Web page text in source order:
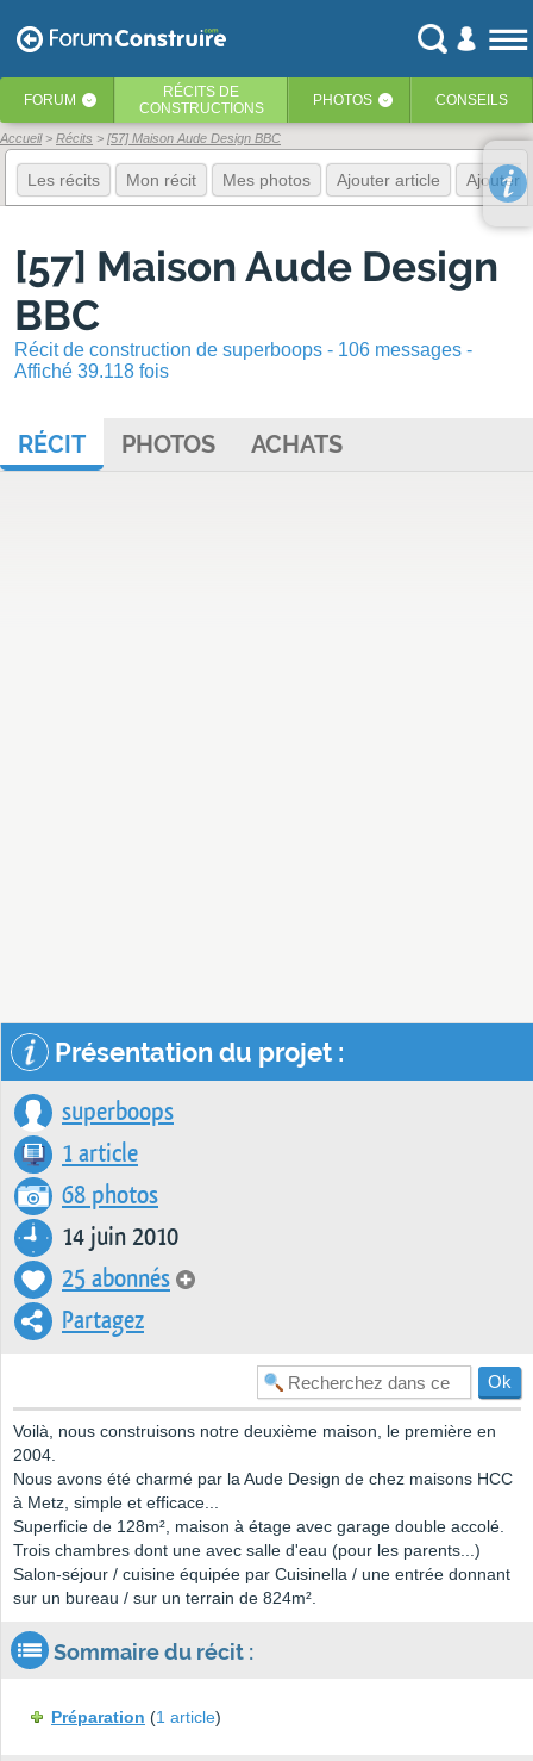
FORUM ‹ RÉCITS DE
CONSTRUCTIONS
PHOTOS ‹ CONSEILS
Accueil Récits [57] Maison Aude Design BBC
Les récits Mon récit Mes photos Ajouter article Ajouter
[57] Maison Aude Design
BBC
Récit de construction de superboops - 106 messages -
Affiché 39.118 fois
RÉCIT PHOTOS ACHATS
Présentation du projet :
superboops
1 article
68 photos
14 juin 2010
25 abonnés
Partagez
Voilà, nous construisons notre deuxième maison, le première en
2004.
Nous avons été charmé par la Aude Design de chez maisons HCC
à Metz, simple et efficace...
Superficie de 128m², maison à étage avec garage double accolé.
Trois chambres dont une avec salle d'eau (pour les parents...)
Salon-séjour / cuisine équipée par Cuisinella / une entrée donnant
sur un bureau / sur un terrain de 824m².
Sommaire du récit :
Préparation (1 article)